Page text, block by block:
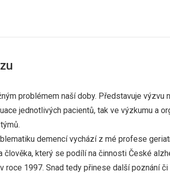
problémem naší doby. Představuje výzvu
jednotlivých pacientů, tak ve výzkumu a
demencí vychází z mé profese
člověka, který se podílí na činnosti České
roce 1997. Snad tedy přinese další poznání